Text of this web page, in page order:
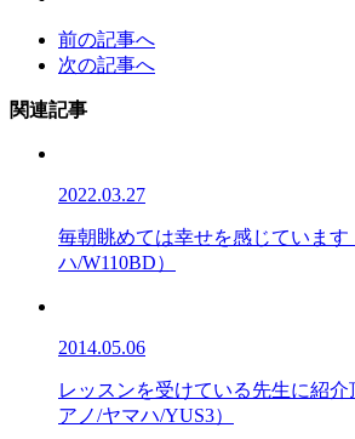
前の記事へ
次の記事へ
関連記事
2022.03.27
毎朝眺めては幸せを感じています
ハ/W110BD）
2014.05.06
レッスンを受けている先生に紹
アノ/ヤマハ/YUS3）